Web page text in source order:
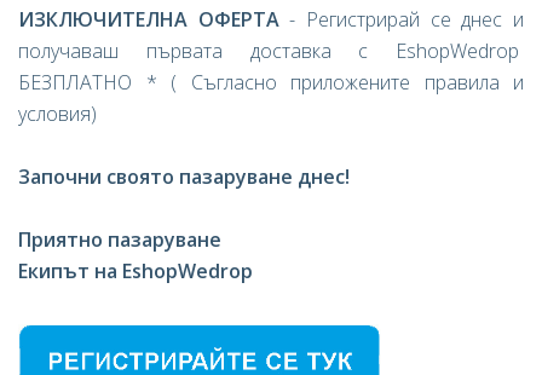
ИЗКЛЮЧИТЕЛНА ОФЕРТА- Регистрирай се днес и
получаваш първата доставка с EshopWedrop
БЕЗПЛАТНО * ( Съгласно приложените правила и
условия)
Започни своято пазаруване днес!
Приятно пазаруване
Екипът на EshopWedrop